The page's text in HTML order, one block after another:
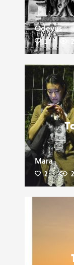
Odeyus
1
Mara
2